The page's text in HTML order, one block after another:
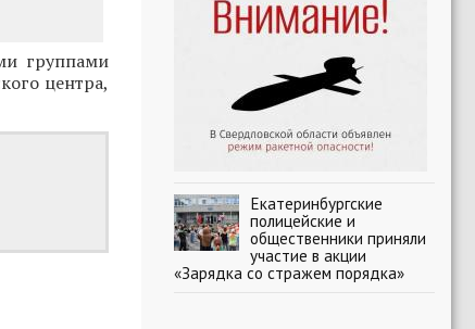
группами
центра,
Екатеринбургские
полицейские и
общественники приняли
участие в акции
«Зарядка со стражем порядка»